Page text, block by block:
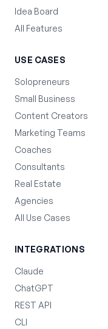
Idea Board
All Features
USE CASES
Solopreneurs
Small Business
Content Creators
Marketing Teams
Coaches
Consultants
Real Estate
Agencies
All Use Cases
INTEGRATIONS
Claude
ChatGPT
REST API
CLI